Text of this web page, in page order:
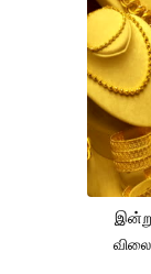
விலை